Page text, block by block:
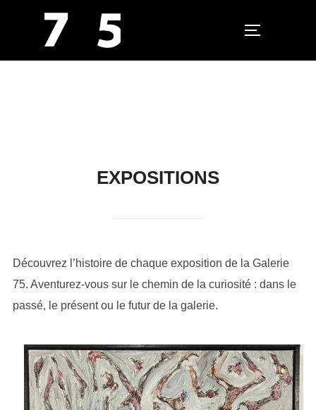
EXPOSITIONS
Découvrez l’histoire de chaque exposition de la Galerie
75. Aventurez-vous sur le chemin de la curiosité : dans le
passé, le présent ou le futur de la galerie.